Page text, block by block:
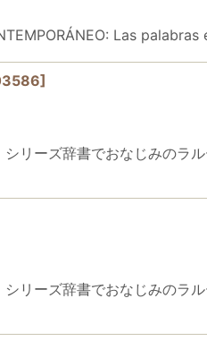
Las palabras
]
リーズ辞書でおなじみのラ
リーズ辞書でおなじみのラ